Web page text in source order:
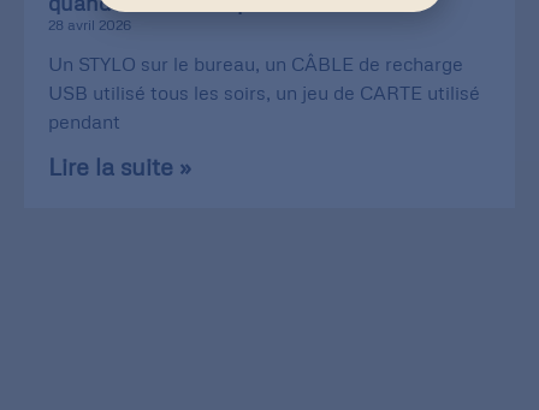
28 avril 2026
Un STYLO sur le bureau, un CÂBLE de recharge
USB utilisé tous les soirs, un jeu de CARTE utilisé
pendant
Lire la suite »